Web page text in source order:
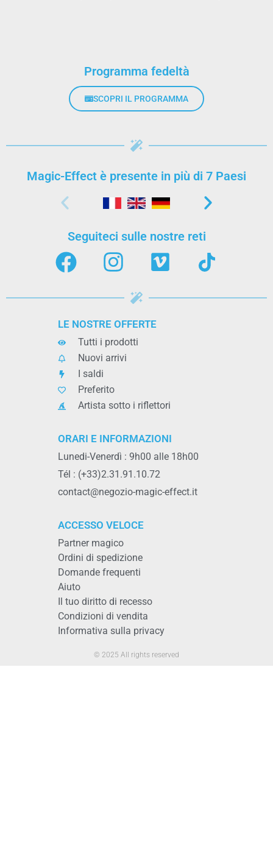
Programma fedeltà
Magic-Effect è presente in più di 7 Paesi
Seguiteci sulle nostre reti
LE NOSTRE OFFERTE
Tutti i prodotti
Nuovi arrivi
I saldi
Preferito
Artista sotto i riflettori
ORARI E INFORMAZIONI
Lunedi-Venerdì : 9h00 alle 18h00
Tél : (+33)2.31.91.10.72
contact@negozio-magic-effect.it
ACCESSO VELOCE
Partner magico
Ordini di spedizione
Domande frequenti
Aiuto
Il tuo diritto di recesso
Condizioni di vendita
Informativa sulla privacy